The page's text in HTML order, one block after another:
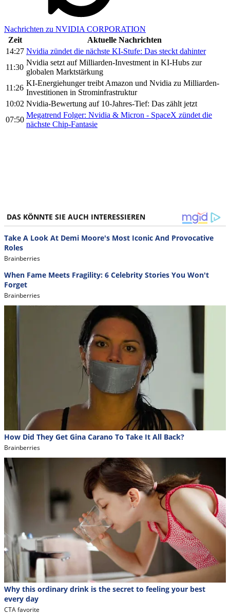
Nachrichten zu NVIDIA CORPORATION
Zeit
Aktuelle Nachrichten
14:27 Nvidia zündet die nächste KI-Stufe: Das steckt dahinter
11:30
Nvidia setzt auf Milliarden-Investment in KI-Hubs zur
globalen Marktstärkung
11:26
KI-Energiehunger treibt Amazon und Nvidia zu Milliarden-
Investitionen in Strominfrastruktur
10:02 Nvidia-Bewertung auf 10-Jahres-Tief: Das zählt jetzt
07:50
Megatrend Folger: Nvidia & Micron - SpaceX zündet die
nächste Chip-Fantasie